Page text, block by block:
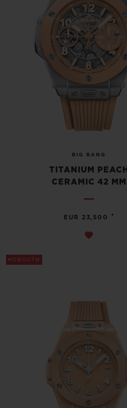
BIG BANG
TITANIUM PEACH
CERAMIC 42 MM
EUR 23,500 •
НОВОСТИ